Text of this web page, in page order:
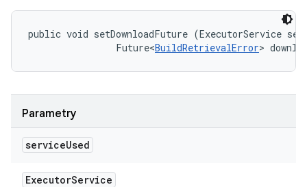
public void setDownloadFuture (ExecutorService
                Future<
BuildRetrievalError>
Parametry
serviceUsed
ExecutorService